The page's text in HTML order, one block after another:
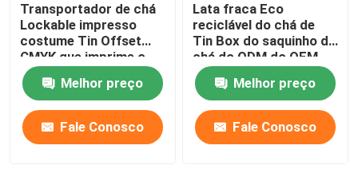
Transportador de chá
Lockable impresso
costume Tin Offset
CMYK que imprime o
chá Tin Box
Melhor preço
Fale Conosco
Lata fraca Eco
reciclável do chá de
Tin Box do saquinho de
chá do ODM do OEM
amigável
Melhor preço
Fale Conosco